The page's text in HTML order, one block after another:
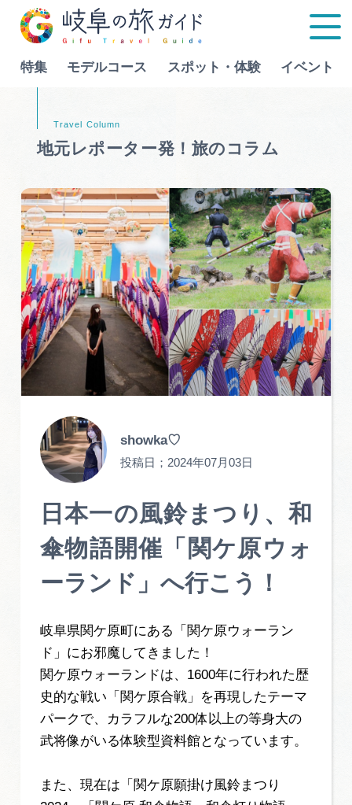
特集 モデルコース スポット・体験 イベント
モデルコース
スポット・体験
イベント
グルメ
旅の予約
アクセス
インフォメーション
ぎふ旅レポーター記事
早わかり岐阜
買い物・お土産
体験予約サイト「ＶＩＳＩＴ岐阜県」
岐阜県アウトドア観光キャンペーン
岐阜県まるごと観光エリアガイド
岐阜県観光データベース
Language
行きたいリストを見る
地元レポーター発！旅のコラム
日本一の風鈴まつり、和
傘物語開催「関ケ原ウォ
ーランド」へ行こう！
showka♡
投稿日； 2024年07月03日
岐阜県関ケ原町にある「関ケ原ウォーラン
ド」にお邪魔してきました！
関ケ原ウォーランドは、1600年に行われた歴
史的な戦い「関ケ原合戦」を再現したテーマ
パークで、カラフルな200体以上の等身大の
武将像がいる体験型資料館となっています。
また、現在は「関ケ原願掛け風鈴まつり